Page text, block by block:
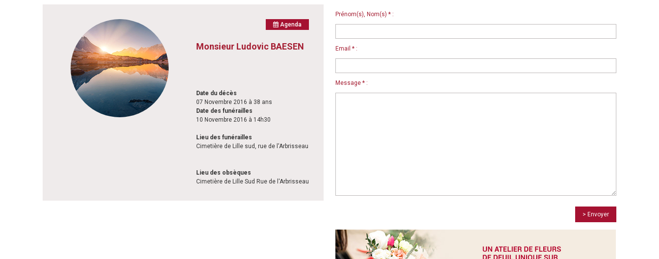
Agenda
Monsieur Ludovic BAESEN
Date du décès
07 Novembre 2016 à 38 ans
Date des funérailles
10 Novembre 2016 à 14h30
Lieu des funérailles
Cimetière de Lille sud, rue de l'Arbrisseau
Lieu des obsèques
Cimetière de Lille Sud Rue de l'Arbrisseau
Prénom(s), Nom(s) * :
Email * :
Message * :
> Envoyer